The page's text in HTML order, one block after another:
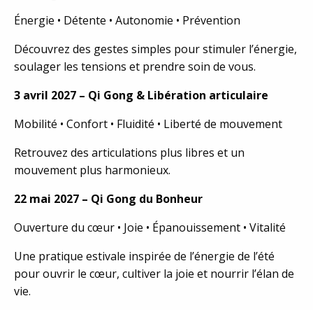
Énergie • Détente • Autonomie • Prévention
Découvrez des gestes simples pour stimuler l’énergie,
soulager les tensions et prendre soin de vous.
3 avril 2027 – Qi Gong & Libération articulaire
Mobilité • Confort • Fluidité • Liberté de mouvement
Retrouvez des articulations plus libres et un
mouvement plus harmonieux.
22 mai 2027 – Qi Gong du Bonheur
Ouverture du cœur • Joie • Épanouissement • Vitalité
Une pratique estivale inspirée de l’énergie de l’été
pour ouvrir le cœur, cultiver la joie et nourrir l’élan de
vie.